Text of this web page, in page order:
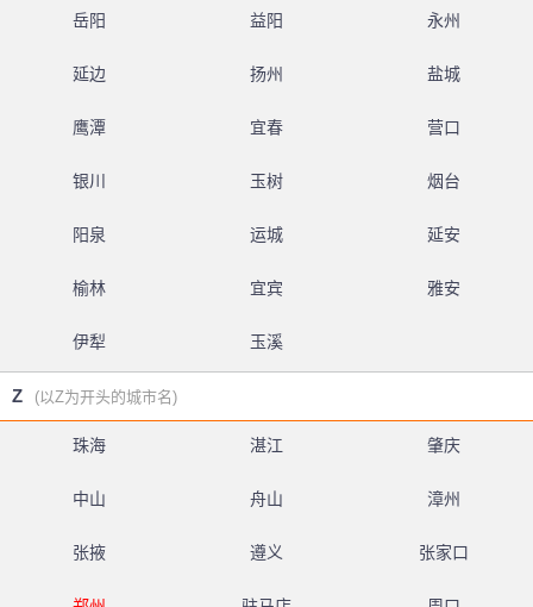
岳阳 益阳 永州
延边 扬州 盐城
鹰潭 宜春 营口
银川 玉树 烟台
阳泉 运城 延安
榆林 宜宾 雅安
伊犁 玉溪
Z (以Z为开头的城市名)
珠海 湛江 肇庆
中山 舟山 漳州
张掖 遵义 张家口